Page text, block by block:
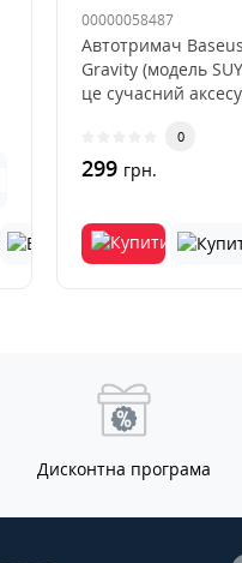
00000058487
Автотримач
Gravity (модель
це сучасний
0
299 грн.
Дисконтна програма